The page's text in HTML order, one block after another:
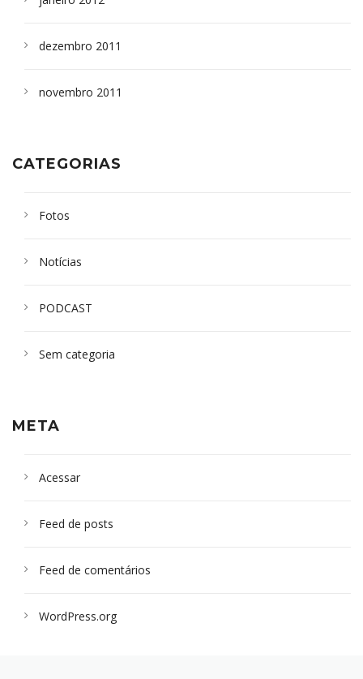
dezembro 2011
novembro 2011
CATEGORIAS
Fotos
Notícias
PODCAST
Sem categoria
META
Acessar
Feed de posts
Feed de comentários
WordPress.org